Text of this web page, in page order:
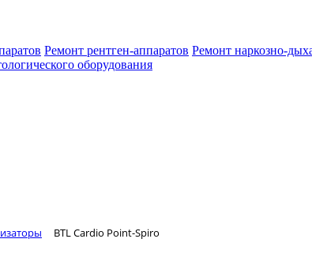
Ремонт рентген-аппаратов Ремонт наркозно-
оборудования
BTL Cardio Point-Spiro